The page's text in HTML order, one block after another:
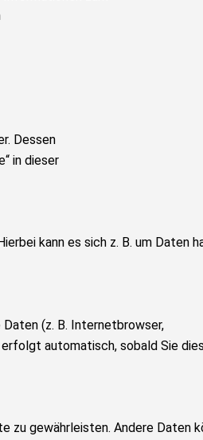
Dessen
in dieser
kann es sich z. B. um Daten
(z. B. Internetbrowser,
automatisch, sobald Sie
zu gewährleisten. Andere Daten